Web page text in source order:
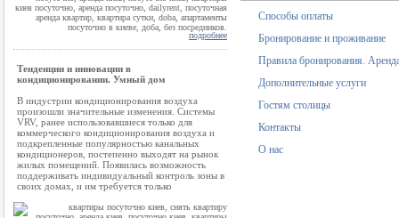
подробнее
Тенденции и инновации в
кондиционировании. Умный дом
В индустрии кондиционирования воздуха
произошли значительные изменения. Системы
VRV, ранее использовавшиеся только для
коммерческого кондиционирования воздуха и
подкрепленные популярностью канальных
кондиционеров, постепенно выходят на рынок
жилых помещений. Появилась возможность
поддерживать индивидуальный контроль зоны в
своих домах, и им требуется только
Способы оплаты
Бронирование и проживание
Правила бронирования.
Дополнительные услуги
Гостям столицы
Контакты
О нас